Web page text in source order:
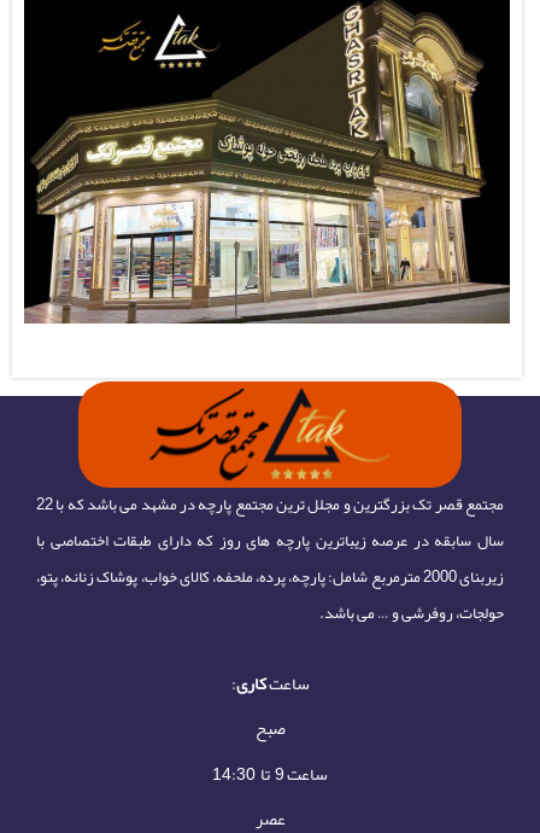
مجتمع قصر تک بزرگترین و مجلل ترین مجتمع پارچه در مشهد می باشد که با 22
سال سابقه در عرصه زیباترین پارچه های روز که دارای طبقات اختصاصی با
زیربنای 2000 مترمربع شامل: پارچه، پرده، ملحفه، کالای خواب، پوشاک زنانه، پتو،
حولجات، روفرشی و … می باشد.
ساعتکاری:
صبح
ساعت 9 تا 14:30
عصر